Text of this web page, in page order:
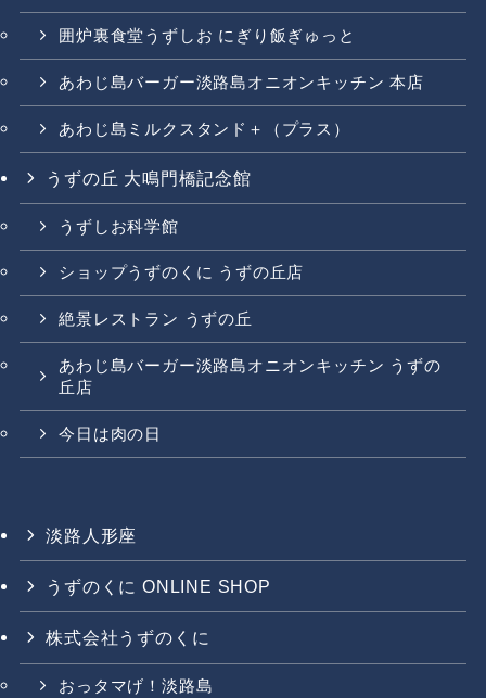
囲炉裏食堂うずしお にぎり飯ぎゅっと
あわじ島バーガー淡路島オニオンキッチン 本店
あわじ島ミルクスタンド＋（プラス）
うずの丘 大鳴門橋記念館
うずしお科学館
ショップうずのくに うずの丘店
絶景レストラン うずの丘
あわじ島バーガー淡路島オニオンキッチン うずの
丘店
今日は肉の日
淡路人形座
うずのくに ONLINE SHOP
株式会社うずのくに
おっタマげ！淡路島